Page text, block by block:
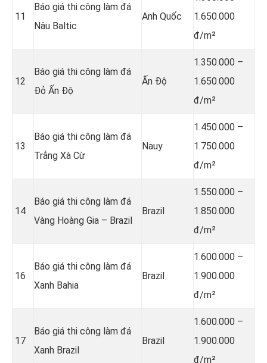
11
Báo giá thi công làm đá
Nâu Baltic
Anh Quốc
1.650.000
đ/m²
12
Báo giá thi công làm đá
Đỏ Ấn Độ
Ấn Độ
1.350.000 –
1.650.000
đ/m²
13
Báo giá thi công làm đá
Trắng Xà Cừ
Nauy
1.450.000 –
1.750.000
đ/m²
14
Báo giá thi công làm đá
Vàng Hoàng Gia – Brazil
Brazil
1.550.000 –
1.850.000
đ/m²
16
Báo giá thi công làm đá
Xanh Bahia
Brazil
1.600.000 –
1.900.000
đ/m²
17
Báo giá thi công làm đá
Xanh Brazil
Brazil
1.600.000 –
1.900.000
đ/m²